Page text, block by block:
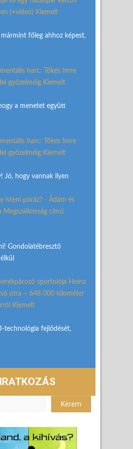
(+videó) Kiemelt
főleg ahhoz képest,
harc: Tőkés Imre
győzelméig Kiemelt
a menetet együtt
harc: Tőkés Imre
győzelméig Kiemelt
Jó, hogy vannak ilyen
isteni póráz? - Ádám és
Megszállottság című
Gondolatébresztő
sportolója Heinz
útra – 648 000 kilométer
Kiemelt
technológia fejlődését,